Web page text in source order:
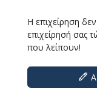
Η επιχείρηση δεν
επιχείρησή σας
που λείπουν!